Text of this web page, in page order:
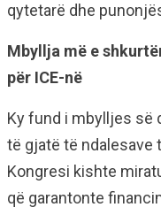
qytetarë dhe
Mbyllja më e
për ICE-në
Ky fund i mbylljes së
të gjatë të ndalesave
Kongresi kishte
që garantonte